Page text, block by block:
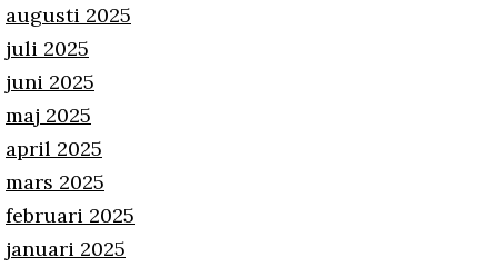
augusti 2025
juli 2025
juni 2025
maj 2025
april 2025
mars 2025
februari 2025
januari 2025